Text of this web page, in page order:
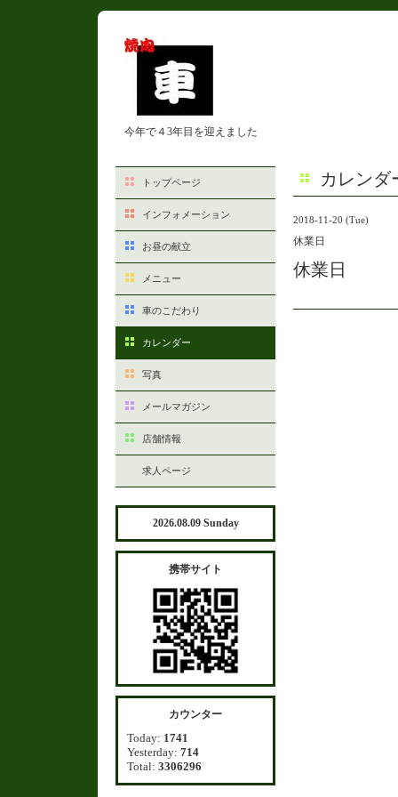
今年で４3年目を迎えました
カレンダ
2018-11-20 (Tue)
休業日
休業日
トップページ
インフォメーション
お昼の献立
メニュー
車のこだわり
カレンダー
写真
メールマガジン
店舗情報
求人ページ
2026.08.09 Sunday
携帯サイト
カウンター
Today: 1741
Yesterday: 714
Total: 3306296